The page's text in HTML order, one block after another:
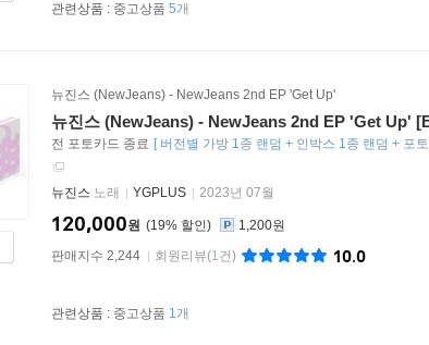
관련상품 : 중고상품 5개
뉴진스 (NewJeans) - NewJeans 2nd EP 'Get Up'
뉴진스 (NewJeans) - NewJeans 2nd EP 'Get Up'
전 포토카드 종료 [ 버전별 가방 1종 랜덤 + 인박스 1종 랜덤 + 포
뉴진스 노래 YGPLUS 2023년 07월
19%
120,000원
1,200원
판매지수 2,244
회원리뷰(1건) 10.0
관련상품 : 중고상품 1개